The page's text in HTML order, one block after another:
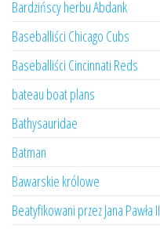
Bardzińscy herbu Abdank
Baseballiści Chicago Cubs
Baseballiści Cincinnati Reds
bateau boat plans
Bathysauridae
Batman
Bawarskie królowe
Beatyfikowani przez Jana Pawła II